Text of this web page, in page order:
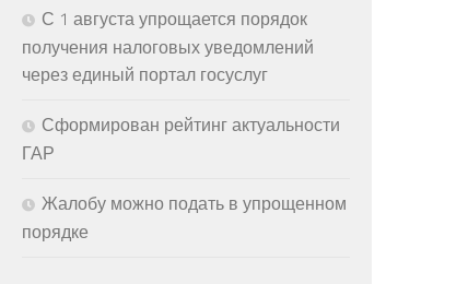
С 1 августа упрощается порядок
получения налоговых уведомлений
через единый портал госуслуг
Сформирован рейтинг актуальности
ГАР
Жалобу можно подать в упрощенном
порядке